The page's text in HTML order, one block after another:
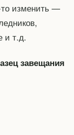
то изменить —
и т.д.
завещания